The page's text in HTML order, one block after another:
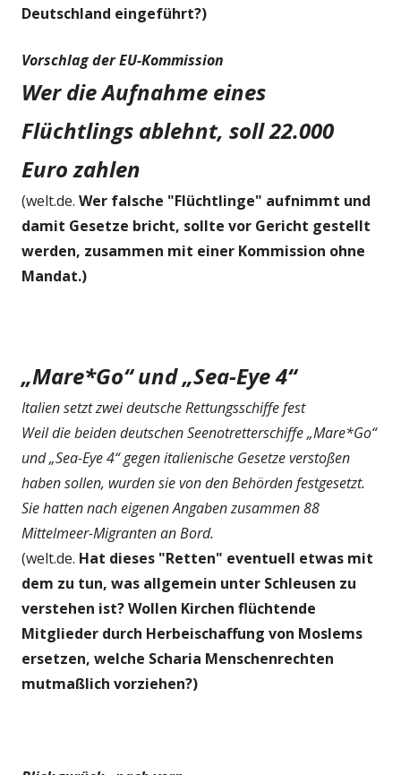
Deutschland eingeführt?)
Vorschlag der EU-Kommission
Wer die Aufnahme eines
Flüchtlings ablehnt, soll 22.000
Euro zahlen
(welt.de. Wer falsche "Flüchtlinge" aufnimmt und
damit Gesetze bricht, sollte vor Gericht gestellt
werden, zusammen mit einer Kommission ohne
Mandat.)
„Mare*Go“ und „Sea-Eye 4“
Italien setzt zwei deutsche Rettungsschiffe fest
Weil die beiden deutschen Seenotretterschiffe „Mare*Go“
und „Sea-Eye 4“ gegen italienische Gesetze verstoßen
haben sollen, wurden sie von den Behörden festgesetzt.
Sie hatten nach eigenen Angaben zusammen 88
Mittelmeer-Migranten an Bord.
(welt.de. Hat dieses "Retten" eventuell etwas mit
dem zu tun, was allgemein unter Schleusen zu
verstehen ist? Wollen Kirchen flüchtende
Mitglieder durch Herbeischaffung von Moslems
ersetzen, welche Scharia Menschenrechten
mutmaßlich vorziehen?)